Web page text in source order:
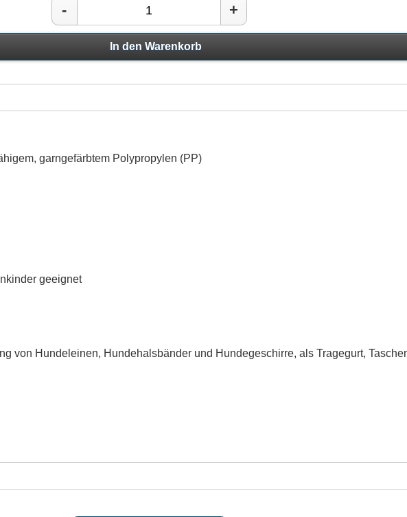
- +
In den Warenkorb
garngefärbtem Polypropylen (PP)
geeignet
von Hundeleinen, Hundehalsbänder und Hundegeschirre, als Tragegurt,